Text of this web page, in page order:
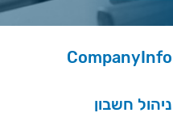
CompanyInfo
ניהול חשבון